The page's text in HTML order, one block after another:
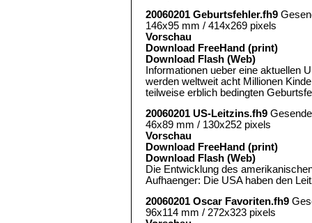
20060201 Geburtsfehler.fh9
146x95 mm / 414x269 pixels
Vorschau
Download FreeHand (print)
Download Flash (Web)
Informationen ueber eine aktuellen
werden weltweit acht Millionen
teilweise erblich bedingten
20060201 US-Leitzins.fh9
46x89 mm / 130x252 pixels
Vorschau
Download FreeHand (print)
Download Flash (Web)
Die Entwicklung des
Aufhaenger: Die USA haben den
20060201 Oscar Favoriten.fh9
96x114 mm / 272x323 pixels